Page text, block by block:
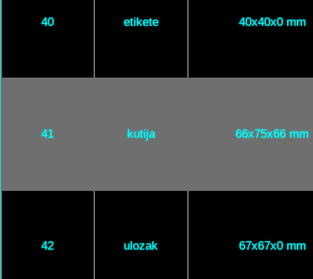
40 etikete 40x40x0 mm
41 kutija 66x75x66 mm
42 ulozak 67x67x0 mm